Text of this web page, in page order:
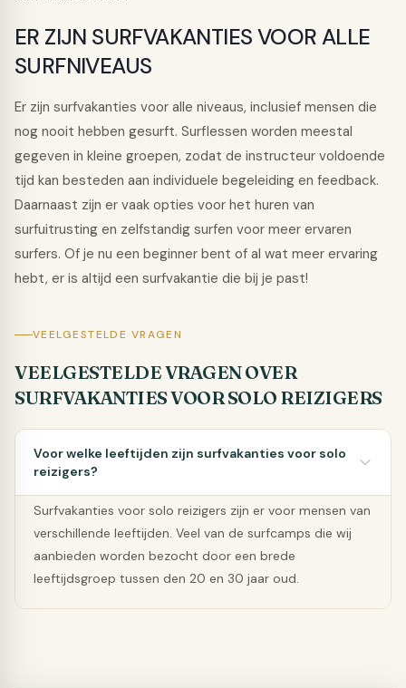
ER ZIJN SURFVAKANTIES VOOR ALLE
SURFNIVEAUS
Er zijn surfvakanties voor alle niveaus, inclusief mensen die
nog nooit hebben gesurft. Surflessen worden meestal
gegeven in kleine groepen, zodat de instructeur voldoende
tijd kan besteden aan individuele begeleiding en feedback.
Daarnaast zijn er vaak opties voor het huren van
surfuitrusting en zelfstandig surfen voor meer ervaren
surfers. Of je nu een beginner bent of al wat meer ervaring
hebt, er is altijd een surfvakantie die bij je past!
VEELGESTELDE VRAGEN
VEELGESTELDE VRAGEN OVER
SURFVAKANTIES VOOR SOLO REIZIGERS
Voor welke leeftijden zijn surfvakanties voor solo
reizigers?
Surfvakanties voor solo reizigers zijn er voor mensen van
verschillende leeftijden. Veel van de surfcamps die wij
aanbieden worden bezocht door een brede
leeftijdsgroep tussen den 20 en 30 jaar oud.